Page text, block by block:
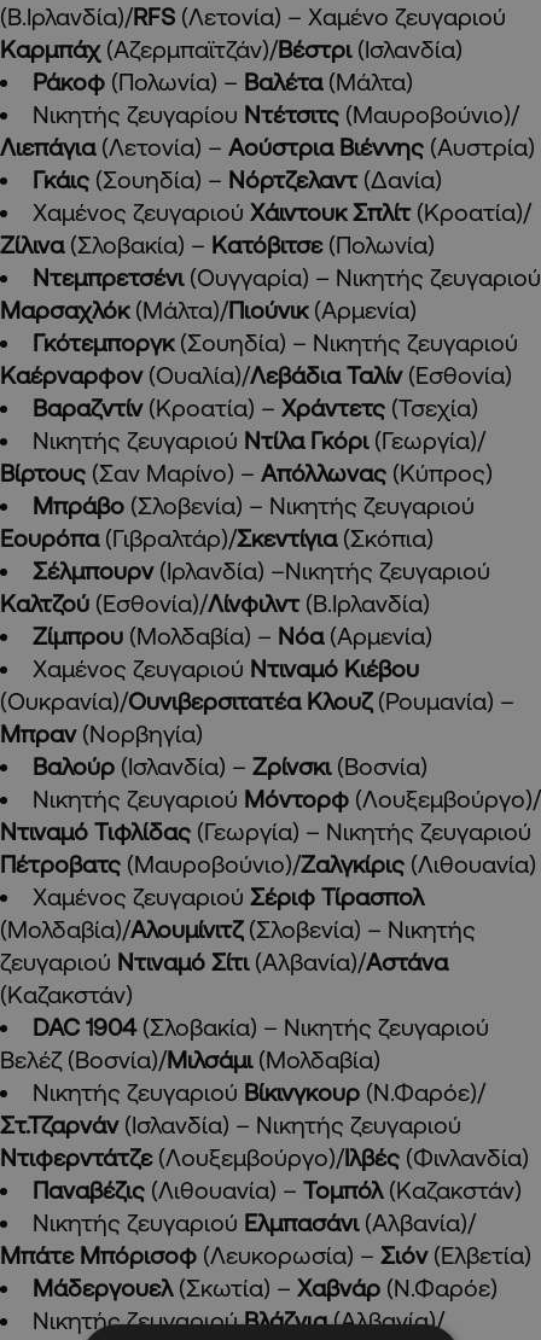
(Β.Ιρλανδία)/RFS (Λετονία) – Χαμένο ζευγαριού
Καρμπάχ (Αζερμπαϊτζάν)/Βέστρι (Ισλανδία)
Ράκοφ (Πολωνία) – Βαλέτα(Μάλτα)
Νικητής ζευγαρίου Ντέτσιτς (Μαυροβούνιο)/
Λιεπάγια (Λετονία) – Αούστρια Βιέννης (Αυστρία)
Γκάις (Σουηδία) – Νόρτζελαντ(Δανία)
Χαμένος ζευγαριού Χάιντουκ Σπλίτ(Κροατία)/
Ζίλινα(Σλοβακία) – Κατόβιτσε(Πολωνία)
Ντεμπρετσένι (Ουγγαρία) – Νικητής ζευγαριού
Μαρσαχλόκ (Μάλτα)/Πιούνικ(Αρμενία)
Γκότεμποργκ (Σουηδία) – Νικητής ζευγαριού
Καέρναρφον(Ουαλία)/Λεβάδια Ταλίν(Εσθονία)
Βαραζντίν (Κροατία) – Χράντετς (Τσεχία)
Νικητής ζευγαριού Ντίλα Γκόρι (Γεωργία)/
Βίρτους (Σαν Μαρίνο) – Απόλλωνας (Κύπρος)
Μπράβο (Σλοβενία) – Νικητής ζευγαριού
Εουρόπα(Γιβραλτάρ)/Σκεντίγια(Σκόπια)
Σέλμπουρν (Ιρλανδία) –Νικητής ζευγαριού
Καλτζού (Εσθονία)/Λίνφιλντ (Β.Ιρλανδία)
Ζίμπρου (Μολδαβία) – Νόα(Αρμενία)
Χαμένος ζευγαριού Ντιναμό Κιέβου
(Ουκρανία)/Ουνιβερσιτατέα Κλουζ(Ρουμανία) –
Μπραν (Νορβηγία)
Βαλούρ (Ισλανδία) – Ζρίνσκι(Βοσνία)
Νικητής ζευγαριού Μόντορφ (Λουξεμβούργο)/
Ντιναμό Τιφλίδας (Γεωργία) – Νικητής ζευγαριού
Πέτροβατς (Μαυροβούνιο)/Ζαλγκίρις (Λιθουανία)
Χαμένος ζευγαριού Σέριφ Τίρασπολ
(Μολδαβία)/Αλουμίνιτζ(Σλοβενία) – Νικητής
ζευγαριού Ντιναμό Σίτι(Αλβανία)/Αστάνα
(Καζακστάν)
DAC 1904(Σλοβακία) – Νικητής ζευγαριού
Βελέζ (Βοσνία)/Μιλσάμι (Μολδαβία)
Νικητής ζευγαριού Βίκινγκουρ (Ν.Φαρόε)/
Στ.Τζαρνάν (Ισλανδία) – Νικητής ζευγαριού
Ντιφερντάτζε(Λουξεμβούργο)/Ιλβές (Φινλανδία)
Παναβέζις (Λιθουανία) – Τομπόλ (Καζακστάν)
Νικητής ζευγαριού Ελμπασάνι (Αλβανία)/
Μπάτε Μπόρισοφ (Λευκορωσία) – Σιόν (Ελβετία)
Μάδεργουελ(Σκωτία) – Χαβνάρ (Ν.Φαρόε)
Νικητής ζευγαριούΒλάζνια(Αλβανία)/